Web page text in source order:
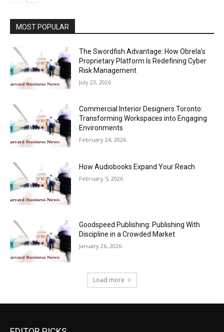
MOST POPULAR
The Swordfish Advantage: How Obrela’s
Proprietary Platform Is Redefining Cyber
Risk Management
July 23, 2026
Commercial Interior Designers Toronto:
Transforming Workspaces into Engaging
Environments
February 24, 2026
How Audiobooks Expand Your Reach
February 5, 2026
Goodspeed Publishing: Publishing With
Discipline in a Crowded Market
January 26, 2026
Load more